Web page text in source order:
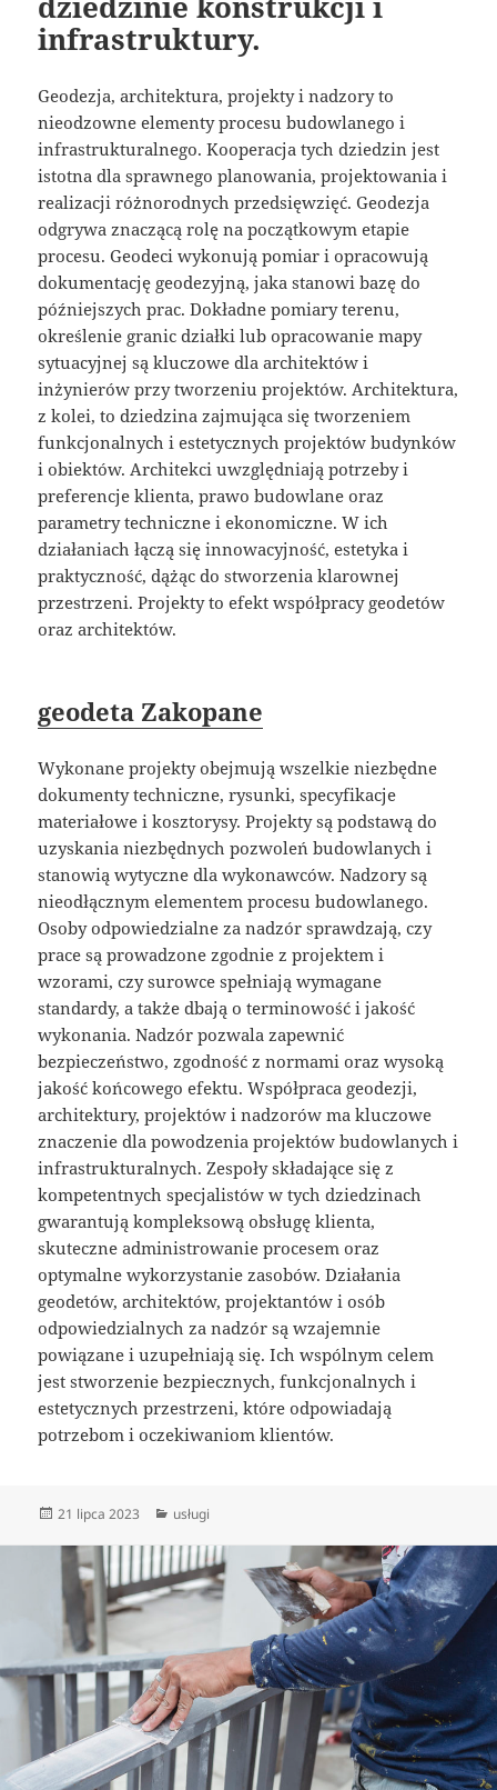
infrastruktury.
Geodezja, architektura, projekty i nadzory to
nieodzowne elementy procesu budowlanego i
infrastrukturalnego. Kooperacja tych dziedzin jest
istotna dla sprawnego planowania, projektowania i
realizacji różnorodnych przedsięwzięć. Geodezja
odgrywa znaczącą rolę na początkowym etapie
procesu. Geodeci wykonują pomiar i opracowują
dokumentację geodezyjną, jaka stanowi bazę do
późniejszych prac. Dokładne pomiary terenu,
określenie granic działki lub opracowanie mapy
sytuacyjnej są kluczowe dla architektów i
inżynierów przy tworzeniu projektów. Architektura,
z kolei, to dziedzina zajmująca się tworzeniem
funkcjonalnych i estetycznych projektów budynków
i obiektów. Architekci uwzględniają potrzeby i
preferencje klienta, prawo budowlane oraz
parametry techniczne i ekonomiczne. W ich
działaniach łączą się innowacyjność, estetyka i
praktyczność, dążąc do stworzenia klarownej
przestrzeni. Projekty to efekt współpracy geodetów
oraz architektów.
geodeta Zakopane
Wykonane projekty obejmują wszelkie niezbędne
dokumenty techniczne, rysunki, specyfikacje
materiałowe i kosztorysy. Projekty są podstawą do
uzyskania niezbędnych pozwoleń budowlanych i
stanowią wytyczne dla wykonawców. Nadzory są
nieodłącznym elementem procesu budowlanego.
Osoby odpowiedzialne za nadzór sprawdzają, czy
prace są prowadzone zgodnie z projektem i
wzorami, czy surowce spełniają wymagane
standardy, a także dbają o terminowość i jakość
wykonania. Nadzór pozwala zapewnić
bezpieczeństwo, zgodność z normami oraz wysoką
jakość końcowego efektu. Współpraca geodezji,
architektury, projektów i nadzorów ma kluczowe
znaczenie dla powodzenia projektów budowlanych i
infrastrukturalnych. Zespoły składające się z
kompetentnych specjalistów w tych dziedzinach
gwarantują kompleksową obsługę klienta,
skuteczne administrowanie procesem oraz
optymalne wykorzystanie zasobów. Działania
geodetów, architektów, projektantów i osób
odpowiedzialnych za nadzór są wzajemnie
powiązane i uzupełniają się. Ich wspólnym celem
jest stworzenie bezpiecznych, funkcjonalnych i
estetycznych przestrzeni, które odpowiadają
potrzebom i oczekiwaniom klientów.
Data
21 lipca 2023 Kategorie
usługi